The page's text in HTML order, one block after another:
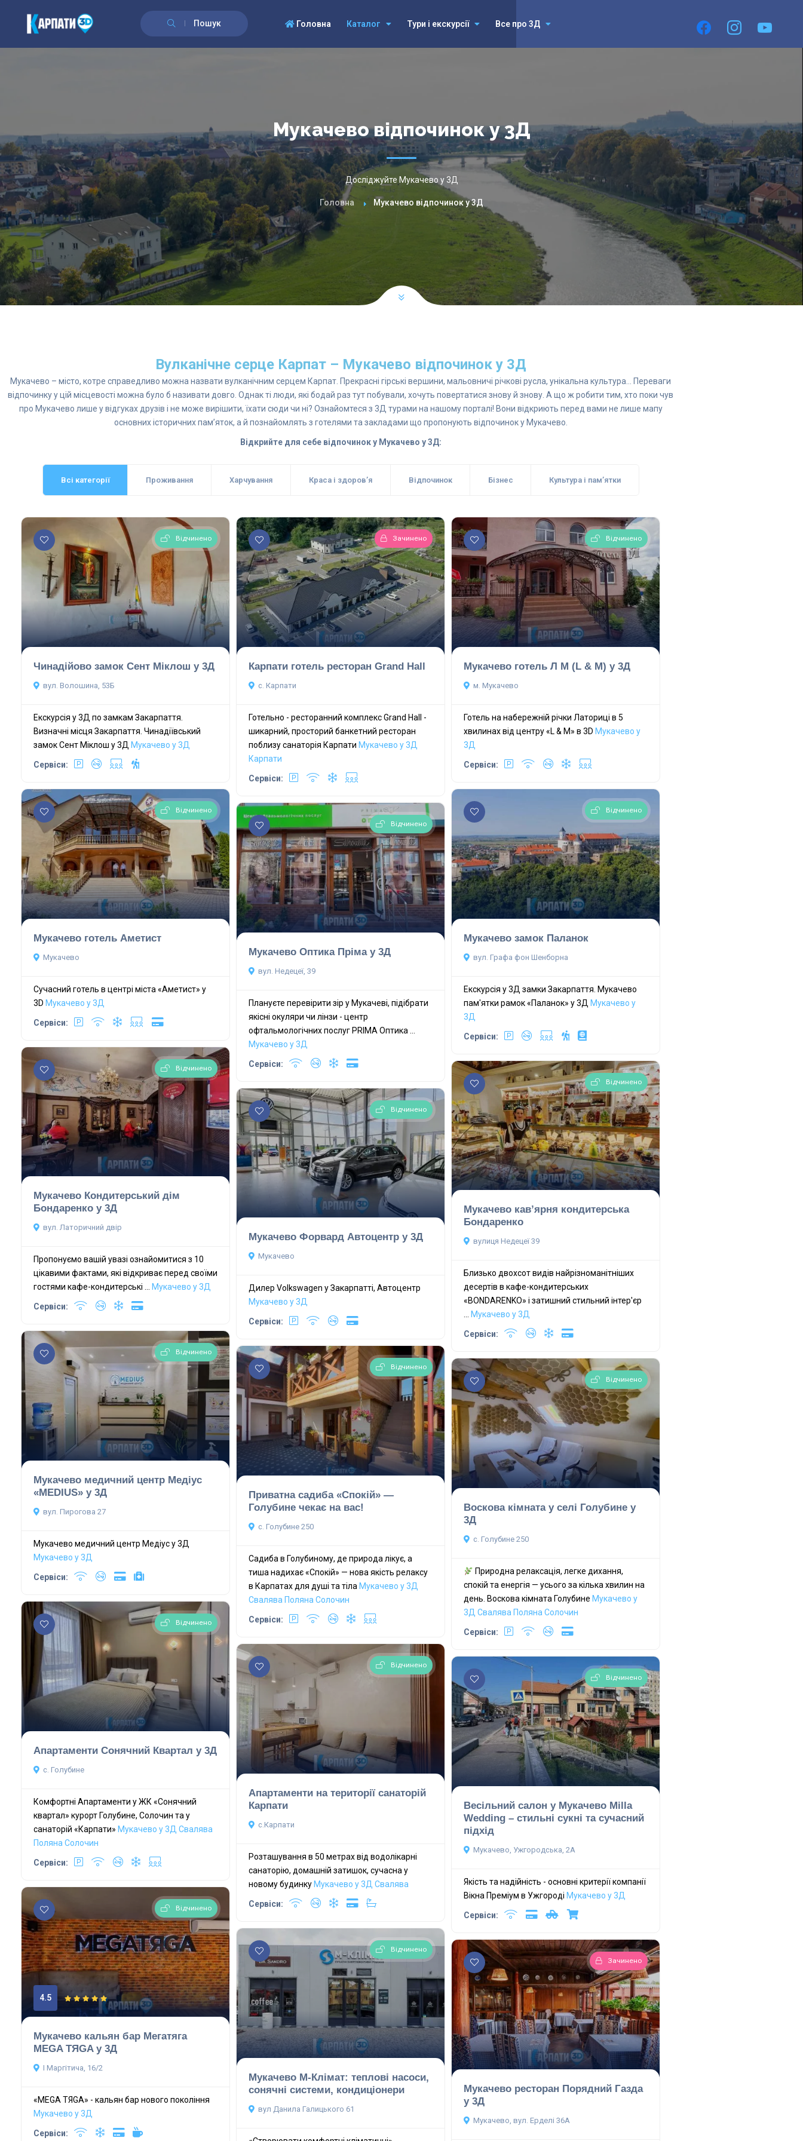
Пошук
Головна
Каталог Тури і екскурсії Все про 3Д
Мукачево відпочинок у 3Д
Досліджуйте Мукачево у 3Д
Головна Мукачево відпочинок у 3Д
Вулканічне серце Карпат – Мукачево відпочинок у 3Д
Мукачево – місто, котре справедливо можна назвати вулканічним серцем Карпат. Прекрасні гірські вершини, мальовничі річкові русла, унікальна культура… Переваги
відпочинку у цій місцевості можна було б називати довго. Однак ті люди, які бодай раз тут побували, хочуть повертатися знову й знову. А що ж робити тим, хто поки чув
про Мукачево лише у відгуках друзів і не може вирішити, їхати сюди чи ні? Ознайомтеся з 3Д турами на нашому порталі! Вони відкриють перед вами не лише мапу
основних історичних пам’яток, а й познайомлять з готелями та закладами що пропонують відпочинок у Мукачево.
Відкрийте для себе відпочинок у Мукачево у 3Д:
Всі категорії Проживання Харчування Краса і здоров’я Відпочинок Бізнес Культура і пам’ятки
Відчинено
Чинадійово замок Сент Міклош у 3Д
вул. Волошина, 53Б
Екскурсія у 3Д по замкам Закарпаття.
Визначні місця Закарпаття. Чинадіївський
замок Сент Міклош у 3Д Мукачево у 3Д
Сервіси:
Зачинено
Карпати готель ресторан Grand Hall
с. Карпати
Готельно - ресторанний комплекс Grand Hall -
шикарний, просторий банкетний ресторан
поблизу санаторія Карпати Мукачево у 3Д
Карпати
Сервіси:
Відчинено
Мукачево готель Л М (L & M) у 3Д
м. Мукачево
Готель на набережній річки Латориці в 5
хвилинах від центру «L & M» в 3D Мукачево у
3Д
Сервіси:
Відчинено
Мукачево готель Аметист
Мукачево
Сучасний готель в центрі міста «Аметист» у
3D Мукачево у 3Д
Сервіси:
Відчинено
Мукачево замок Паланок
вул. Графа фон Шенборна
Екскурсія у 3Д замки Закарпаття. Мукачево
пам'ятки pамок «Паланок» у 3Д Мукачево у
3Д
Сервіси:
Відчинено
Мукачево Оптика Пріма у 3Д
вул. Недецеї, 39
Плануєте перевірити зір у Мукачеві, підібрати
якісні окуляри чи лінзи - центр
офтальмологічних послуг PRIMA Оптика ...
Мукачево у 3Д
Сервіси:
Відчинено
Мукачево Кондитерський дім
Бондаренко у 3Д
вул. Латоричний двір
Пропонуємо вашій увазі ознайомитися з 10
цікавими фактами, які відкриває перед своїми
гостями кафе-кондитерські ... Мукачево у 3Д
Сервіси:
Відчинено
Мукачево кав’ярня кондитерська
Бондаренко
вулиця Недецеї 39
Близько двохсот видів найрізноманітніших
десертів в кафе-кондитерських
«BONDARENKO» і затишний стильний інтер'єр
... Мукачево у 3Д
Сервіси:
Відчинено
Мукачево Форвард Автоцентр у 3Д
Мукачево
Дилер Volkswagen у Закарпатті, Автоцентр
Мукачево у 3Д
Сервіси:
Відчинено
Мукачево медичний центр Медіус
«MEDIUS» у 3Д
вул. Пирогова 27
Мукачево медичний центр Медіус у 3Д
Мукачево у 3Д
Сервіси:
Відчинено
Приватна садиба «Спокій» —
Голубине чекає на вас!
с. Голубине 250
Садиба в Голубиному, де природа лікує, а
тиша надихає «Спокій» — нова якість релаксу
в Карпатах для душі та тіла Мукачево у 3Д
Свалява Поляна Солочин
Сервіси:
Відчинено
Воскова кімната у селі Голубине у
3Д
с. Голубине 250
Природна релаксація, легке дихання,
спокій та енергія — усього за кілька хвилин на
день. Воскова кімната Голубине Мукачево у
3Д Свалява Поляна Солочин
Сервіси:
Відчинено
Апартаменти Сонячний Квартал у 3Д
с. Голубине
Комфортні Апартаменти у ЖК «Сонячний
квартал» курорт Голубине, Солочин та у
санаторій «Карпати» Мукачево у 3Д Свалява
Поляна Солочин
Сервіси:
Відчинено
Апартаменти на території санаторій
Карпати
с.Карпати
Розташування в 50 метрах від водолікарні
санаторію, домашній затишок, сучасна у
новому будинку Мукачево у 3Д Свалява
Сервіси:
Відчинено
Весільний салон у Мукачево Milla
Wedding – стильні сукні та сучасний
підхід
Мукачево, Ужгородська, 2А
Якість та надійність - основні критерії компанії
Вікна Преміум в Ужгороді Мукачево у 3Д
Сервіси:
Відчинено
4.5
Мукачево кальян бар Мегатяга
МЕGA ТЯGA у 3Д
І Маргітича, 16/2
«MEGA TЯGA» - кальян бар нового покоління
Мукачево у 3Д
Сервіси:
Відчинено
Мукачево М-Клімат: теплові насоси,
сонячні системи, кондиціонери
вул Данила Галицького 61
Зачинено
Мукачево ресторан Порядний Газда
у 3Д
Мукачево, вул. Ерделі 36А